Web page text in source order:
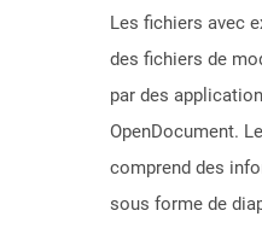
Les fichiers avec
des fichiers de
par des
OpenDocument.
comprend des
sous forme de